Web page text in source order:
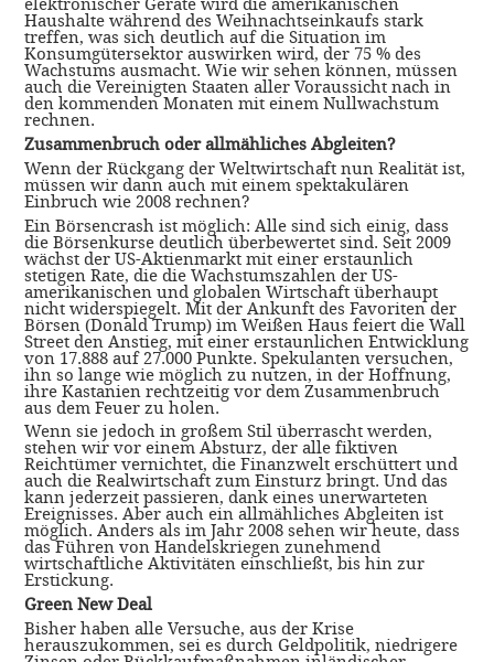
Haushalte während des Weihnachtseinkaufs stark
treffen, was sich deutlich auf die Situation im
Konsumgütersektor auswirken wird, der 75 % des
Wachstums ausmacht. Wie wir sehen können, müssen
auch die Vereinigten Staaten aller Voraussicht nach in
den kommenden Monaten mit einem Nullwachstum
rechnen.
Zusammenbruch oder allmähliches Abgleiten?
Wenn der Rückgang der Weltwirtschaft nun Realität ist,
müssen wir dann auch mit einem spektakulären
Einbruch wie 2008 rechnen?
Ein Börsencrash ist möglich: Alle sind sich einig, dass
die Börsenkurse deutlich überbewertet sind. Seit 2009
wächst der US-Aktienmarkt mit einer erstaunlich
stetigen Rate, die die Wachstumszahlen der US-
amerikanischen und globalen Wirtschaft überhaupt
nicht widerspiegelt. Mit der Ankunft des Favoriten der
Börsen (Donald Trump) im Weißen Haus feiert die Wall
Street den Anstieg, mit einer erstaunlichen Entwicklung
von 17.888 auf 27.000 Punkte. Spekulanten versuchen,
ihn so lange wie möglich zu nutzen, in der Hoffnung,
ihre Kastanien rechtzeitig vor dem Zusammenbruch
aus dem Feuer zu holen.
Wenn sie jedoch in großem Stil überrascht werden,
stehen wir vor einem Absturz, der alle fiktiven
Reichtümer vernichtet, die Finanzwelt erschüttert und
auch die Realwirtschaft zum Einsturz bringt. Und das
kann jederzeit passieren, dank eines unerwarteten
Ereignisses. Aber auch ein allmähliches Abgleiten ist
möglich. Anders als im Jahr 2008 sehen wir heute, dass
das Führen von Handelskriegen zunehmend
wirtschaftliche Aktivitäten einschließt, bis hin zur
Erstickung.
Green New Deal
Bisher haben alle Versuche, aus der Krise
herauszukommen, sei es durch Geldpolitik, niedrigere